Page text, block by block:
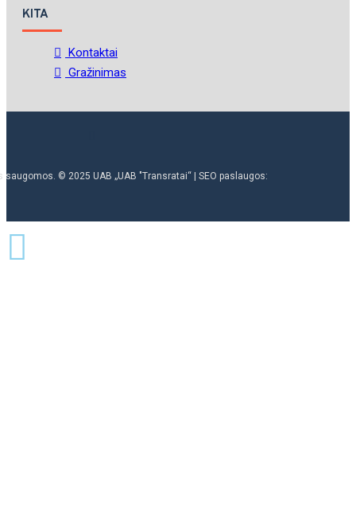
KITA
Kontaktai
Gražinimas
saugomos. © 2025 UAB „UAB "Transratai“ | SEO paslaugos: